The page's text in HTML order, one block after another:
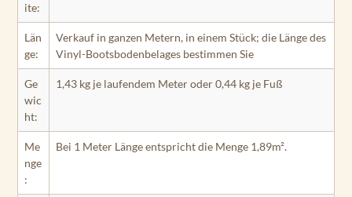
ite:
Län
ge:
Verkauf in ganzen Metern, in einem Stück; die Länge des
Vinyl-Bootsbodenbelages bestimmen Sie
Ge
wic
ht:
1,43 kg je laufendem Meter oder 0,44 kg je Fuß
Me
nge
:
Bei 1 Meter Länge entspricht die Menge 1,89m².